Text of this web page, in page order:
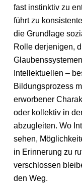
fast instinktiv zu
führt zu
die Grundlage
Rolle derjenigen,
Intellektuellen –
Bildungsprozess
erworbener
oder kollektiv in
abzugleiten. Wo
sehen,
in Erinnerung zu
verschlossen
den Weg.